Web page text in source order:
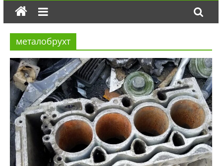
металобрухт